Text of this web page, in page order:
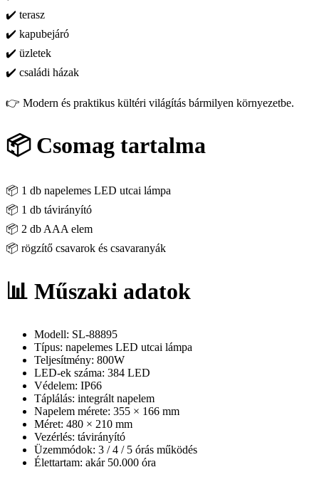
✔️ terasz
✔️ kapubejáró
✔️ üzletek
✔️ családi házak
👉 Modern és praktikus kültéri világítás bármilyen környezetbe.
📦 Csomag tartalma
📦 1 db napelemes LED utcai lámpa
📦 1 db távirányító
📦 2 db AAA elem
📦 rögzítő csavarok és csavaranyák
📊 Műszaki adatok
Modell: SL-88895
Típus: napelemes LED utcai lámpa
Teljesítmény: 800W
LED-ek száma: 384 LED
Védelem: IP66
Táplálás: integrált napelem
Napelem mérete: 355 × 166 mm
Méret: 480 × 210 mm
Vezérlés: távirányító
Üzemmódok: 3 / 4 / 5 órás működés
Élettartam: akár 50.000 óra